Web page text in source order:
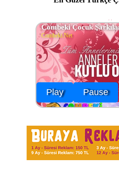
Combeki Çocuk
Combeki.Net
Play Pause